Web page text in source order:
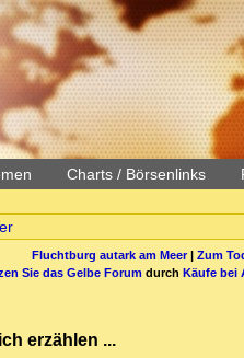
Charts / Börsenlinks
Fluchtburg autark am Meer| Zum
Sie das Gelbe Forum durch Käufe bei
erzählen ...